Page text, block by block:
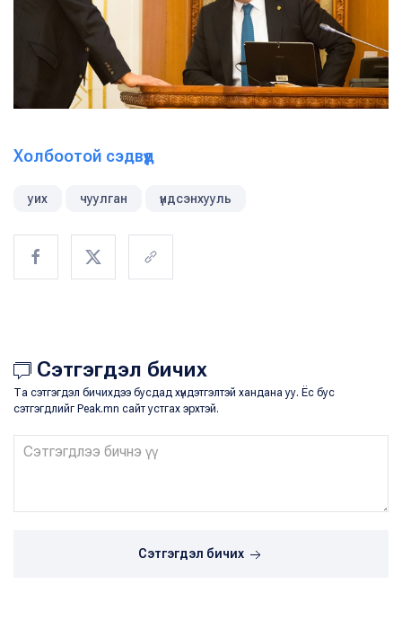
Холбоотой сэдвүүд
уих чуулган үндсэнхууль
Сэтгэгдэл бичих
Та сэтгэгдэл бичихдээ бусдад хүндэтгэлтэй хандана уу. Ёс бус
сэтгэгдлийг Peak.mn сайт устгах эрхтэй.
Сэтгэгдэл бичих